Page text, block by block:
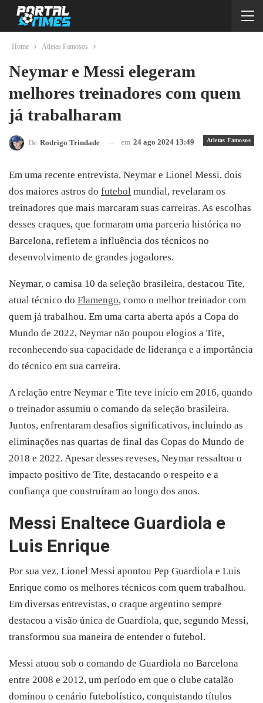
Home Atletas Famosos
Neymar e Messi elegeram
melhores treinadores com quem
já trabalharam
Atletas Famosos
De Rodrigo Trindade em 24 ago 2024 13:49
Em uma recente entrevista, Neymar e Lionel Messi, dois
dos maiores astros do futebol mundial, revelaram os
treinadores que mais marcaram suas carreiras. As escolhas
desses craques, que formaram uma parceria histórica no
Barcelona, refletem a influência dos técnicos no
desenvolvimento de grandes jogadores.
Neymar, o camisa 10 da seleção brasileira, destacou Tite,
atual técnico do Flamengo, como o melhor treinador com
quem já trabalhou. Em uma carta aberta após a Copa do
Mundo de 2022, Neymar não poupou elogios a Tite,
reconhecendo sua capacidade de liderança e a importância
do técnico em sua carreira.
A relação entre Neymar e Tite teve início em 2016, quando
o treinador assumiu o comando da seleção brasileira.
Juntos, enfrentaram desafios significativos, incluindo as
eliminações nas quartas de final das Copas do Mundo de
2018 e 2022. Apesar desses reveses, Neymar ressaltou o
impacto positivo de Tite, destacando o respeito e a
confiança que construíram ao longo dos anos.
Messi Enaltece Guardiola e
Luis Enrique
Por sua vez, Lionel Messi apontou Pep Guardiola e Luis
Enrique como os melhores técnicos com quem trabalhou.
Em diversas entrevistas, o craque argentino sempre
destacou a visão única de Guardiola, que, segundo Messi,
transformou sua maneira de entender o futebol.
Messi atuou sob o comando de Guardiola no Barcelona
entre 2008 e 2012, um período em que o clube catalão
dominou o cenário futebolístico, conquistando títulos